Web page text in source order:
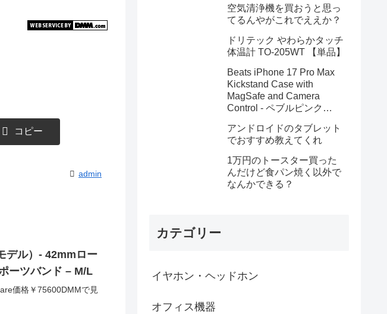
コピー
admin
デル）- 42mmロー
ーツバンド – M/L
価格￥75600DMMで見
空気清浄機を買おうと思っ
てるんやがこれでええか？
ドリテック やわらかタッチ
体温計 TO-205WT 【単品】
Beats iPhone 17 Pro Max
Kickstand Case with
MagSafe and Camera
Control - ペブルピンク
アンドロイドのタブレット
でおすすめ教えてくれ
1万円のトースター買った
んだけど食パン焼く以外で
なんかできる？
カテゴリー
イヤホン・ヘッドホン
オフィス機器